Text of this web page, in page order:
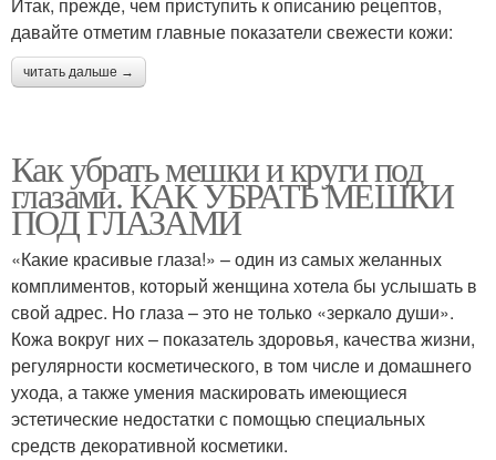
Итак, прежде, чем приступить к описанию рецептов,
давайте отметим главные показатели свежести кожи:
читать дальше →
Как убрать мешки и круги под
глазами. КАК УБРАТЬ МЕШКИ
ПОД ГЛАЗАМИ
«Какие красивые глаза!» – один из самых желанных
комплиментов, который женщина хотела бы услышать в
свой адрес. Но глаза – это не только «зеркало души».
Кожа вокруг них – показатель здоровья, качества жизни,
регулярности косметического, в том числе и домашнего
ухода, а также умения маскировать имеющиеся
эстетические недостатки с помощью специальных
средств декоративной косметики.